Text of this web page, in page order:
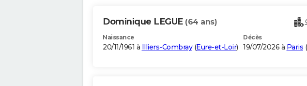
Dominique LEGUE (64 ans)
Naissance
20/11/1961 à Illiers-Combray(Eure-et-Loir)
Décès
19/07/2026 à Paris (